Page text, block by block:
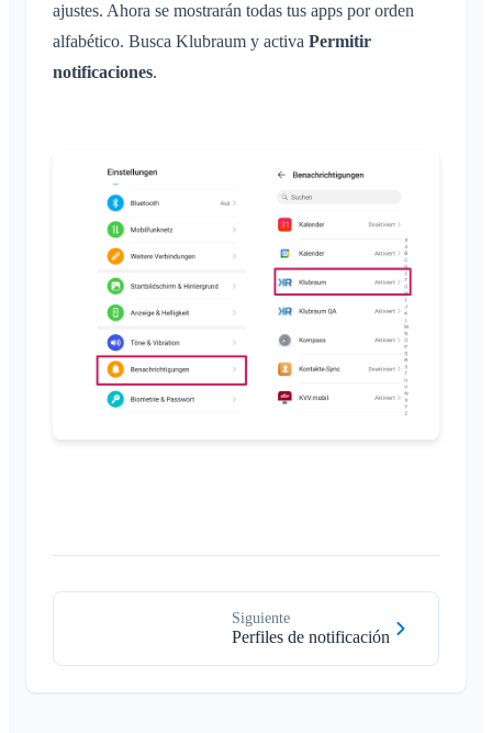
ajustes. Ahora se mostrarán todas tus apps por orden
alfabético. Busca Klubraum y activa Permitir
notificaciones.
Siguiente
Perfiles de notificación